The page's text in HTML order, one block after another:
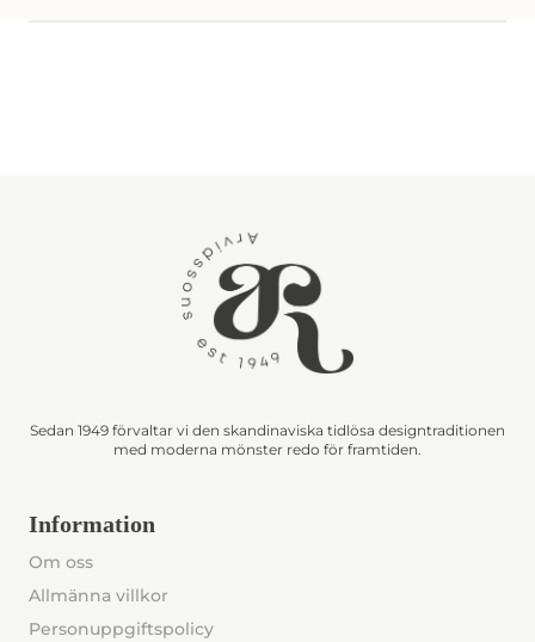
Sedan 1949 förvaltar vi den skandinaviska tidlösa designtraditionen
med moderna mönster redo för framtiden.
Information
Om oss
Allmänna villkor
Personuppgiftspolicy